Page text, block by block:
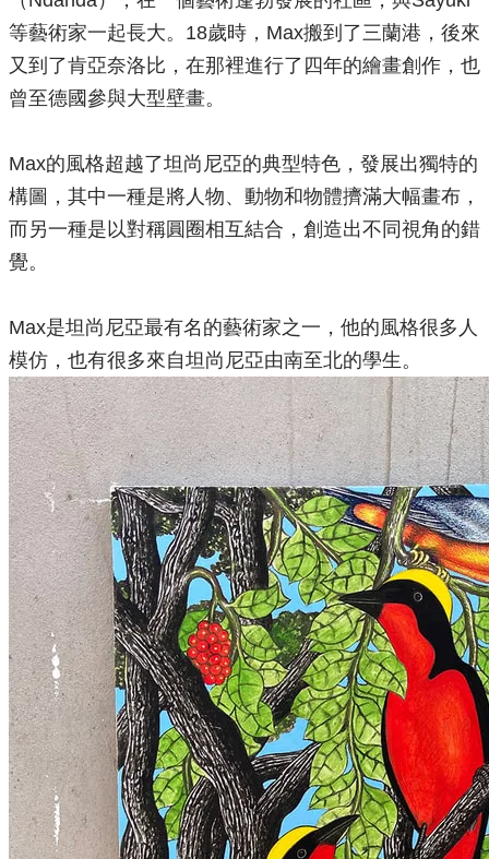
等藝術家一起長大。18歲時，Max搬到了三蘭港，後來
又到了肯亞奈洛比，在那裡進行了四年的繪畫創作，也
曾至德國參與大型壁畫。
Max的風格超越了坦尚尼亞的典型特色，發展出獨特的
構圖，其中一種是將人物、動物和物體擠滿大幅畫布，
而另一種是以對稱圓圈相互結合，創造出不同視角的錯
覺。
Max是坦尚尼亞最有名的藝術家之一，他的風格很多人
模仿，也有很多來自坦尚尼亞由南至北的學生。